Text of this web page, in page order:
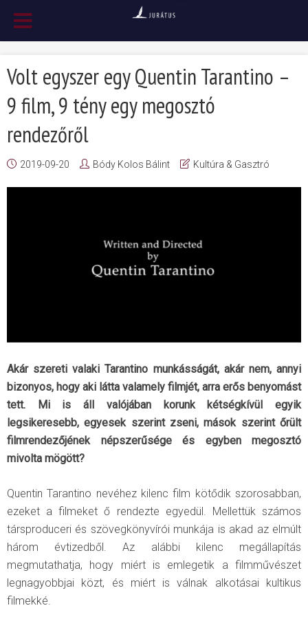
Volt egyszer egy Quentin Tarantino –
9 film, 9 tény egy megosztó
rendezőről
2019-09-20 Bódy Kolos Bálint Kultúra & Gasztró
Akár szereti valaki Tarantino munkásságát, akár nem, annyi
bizonyos, hogy aki látta valamely filmjét, arra erős benyomást
tett. Mi is áll valójában korunk kétségkívül egyik
legsikeresebb, egyesek szerint zseni, mások szerint őrült
filmrendezőjének népszerűsége és egyben megosztó
mivolta mögött?
Quentin Tarantino nevéhez kilenc film kötődik szorosabban,
ezeket a filmeket ő rendezte egyedül. Mellettük számos
társproduceri és szövegkönyvírói munkája is akad az elmúlt
három évtizedből. Az alábbi kilenc megállapítás
megmutathatja, hogy miért is emlegetik a filmművészet
legnagyobbjai közt, és miért is válnak alkotásai kultikus
filmekké.